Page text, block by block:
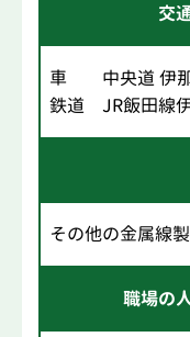
交
車 中央道 伊那
鉄道 JR飯田線
その他の金属線
職場の